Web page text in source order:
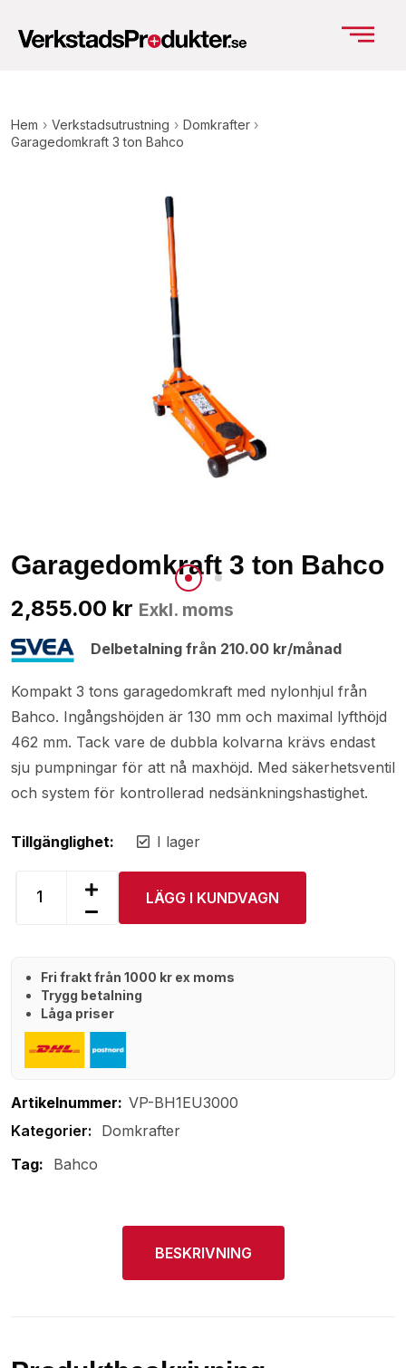
Hem › Verkstadsutrustning › Domkrafter ›
Garagedomkraft 3 ton Bahco
Delbetalning från 210.00 kr/månad
2,855.00 kr Exkl. moms
Garagedomkraft 3 ton Bahco
Kompakt 3 tons garagedomkraft med nylonhjul från
Bahco. Ingångshöjden är 130 mm och maximal lyfthöjd
462 mm. Tack vare de dubbla kolvarna krävs endast
sju pumpningar för att nå maxhöjd. Med säkerhetsventil
och system för kontrollerad nedsänkningshastighet.
Tillgänglighet: I lager
LÄGG I KUNDVAGN
Fri frakt från 1000 kr ex moms
Trygg betalning
Låga priser
Artikelnummer: VP-BH1EU3000
Domkrafter
Tag:
Bahco
BESKRIVNING